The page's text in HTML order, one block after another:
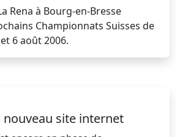
Rena à Bourg-en-Bresse
Championnats Suisses de
6 août 2006.
nouveau site internet